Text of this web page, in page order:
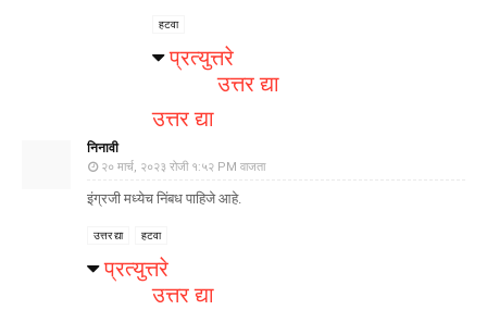
हटवा
प्रत्युत्तरे
उत्तर द्या
उत्तर द्या
निनावी
२० मार्च, २०२३ रोजी १:५२ PM वाजता
इंग्रजी मध्येच निंबध पाहिजे आहे.
उत्तर द्या हटवा
प्रत्युत्तरे
उत्तर द्या